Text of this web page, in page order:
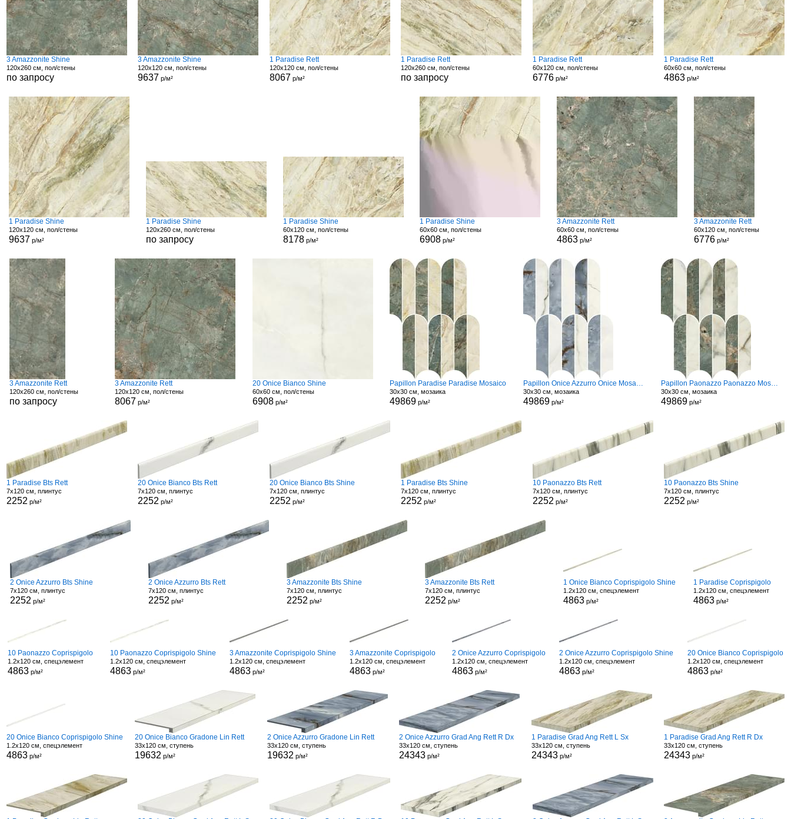
3 Amazzonite Shine
120x260 см, пол/стены
по запросу
3 Amazzonite Shine
120x120 см, пол/стены
9637 р/м²
1 Paradise Rett
120x120 см, пол/стены
8067 р/м²
1 Paradise Rett
120x260 см, пол/стены
по запросу
1 Paradise Rett
60x120 см, пол/стены
6776р/м²
1 Paradise Rett
60x60 см, пол/стены
4863 р/м²
1 Paradise Shine
120x120 см, пол/стены
9637 р/м²
1 Paradise Shine
120x260 см, пол/стены
по запросу
1 Paradise Shine
60x120 см, пол/стены
8178р/м²
1 Paradise Shine
60x60 см, пол/стены
6908 р/м²
3 Amazzonite Rett
60x60 см, пол/стены
4863р/м²
3 Amazzonite Rett
60x120 см, пол/стены
6776р/м²
3 Amazzonite Rett
120x260 см, пол/стены
по запросу
3 Amazzonite Rett
120x120 см, пол/стены
8067 р/м²
20 Onice Bianco Shine
60x60 см, пол/стены
6908р/м²
Papillon Paradise Paradise Mosaico
30x30 см, мозаика
49869 р/м²
Papillon Onice Azzurro Onice Mosaico
30x30 см, мозаика
49869 р/м²
Papillon Paonazzo Paonazzo Mosaico
30x30 см, мозаика
49869 р/м²
1 Paradise Bts Rett
7x120 см, плинтус
2252 р/м²
20 Onice Bianco Bts Rett
7x120 см, плинтус
2252 р/м²
20 Onice Bianco Bts Shine
7x120 см, плинтус
2252 р/м²
1 Paradise Bts Shine
7x120 см, плинтус
2252 р/м²
10 Paonazzo Bts Rett
7x120 см, плинтус
2252 р/м²
10 Paonazzo Bts Shine
7x120 см, плинтус
2252 р/м²
2 Onice Azzurro Bts Shine
7x120 см, плинтус
2252 р/м²
2 Onice Azzurro Bts Rett
7x120 см, плинтус
2252 р/м²
3 Amazzonite Bts Shine
7x120 см, плинтус
2252 р/м²
3 Amazzonite Bts Rett
7x120 см, плинтус
2252 р/м²
1 Onice Bianco Coprispigolo Shine
1.2x120 см, спецэлемент
4863р/м²
1 Paradise Coprispigolo
1.2x120 см, спецэлемент
4863р/м²
10 Paonazzo Coprispigolo
1.2x120 см, спецэлемент
4863 р/м²
10 Paonazzo Coprispigolo Shine
1.2x120 см, спецэлемент
4863р/м²
3 Amazzonite Coprispigolo Shine
1.2x120 см, спецэлемент
4863 р/м²
3 Amazzonite Coprispigolo
1.2x120 см, спецэлемент
4863 р/м²
2 Onice Azzurro Coprispigolo
1.2x120 см, спецэлемент
4863р/м²
2 Onice Azzurro Coprispigolo Shine
1.2x120 см, спецэлемент
4863 р/м²
20 Onice Bianco Coprispigolo
1.2x120 см, спецэлемент
4863р/м²
20 Onice Bianco Coprispigolo Shine
1.2x120 см, спецэлемент
4863 р/м²
20 Onice Bianco Gradone Lin Rett
33x120 см, ступень
19632 р/м²
2 Onice Azzurro Gradone Lin Rett
33x120 см, ступень
19632 р/м²
2 Onice Azzurro Grad Ang Rett R Dx
33x120 см, ступень
24343 р/м²
1 Paradise Grad Ang Rett L Sx
33x120 см, ступень
24343р/м²
1 Paradise Grad Ang Rett R Dx
33x120 см, ступень
24343р/м²